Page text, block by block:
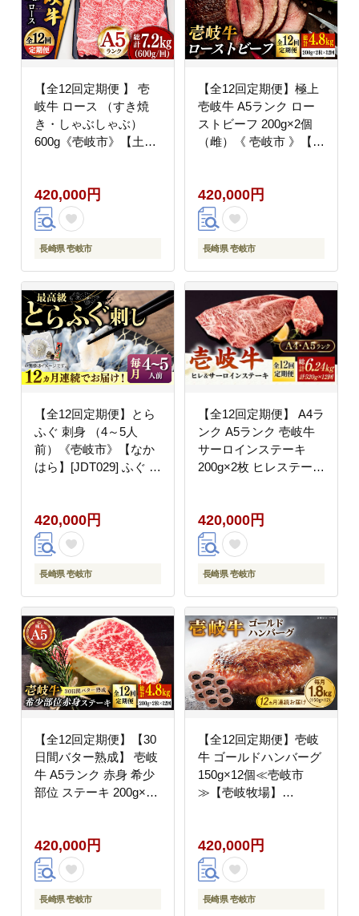
【全12回定期便 】 壱
岐牛 ロース （すき焼
き・しゃぶしゃぶ）
600g《壱岐市》【土肥
鍋 [JDD023] 400000
400000円 40万円
420,000円
長崎県 壱岐市
【全12回定期便】極上
壱岐牛 A5ランク ロー
ストビーフ 200g×2個
（雌）《 壱岐市 》【
ロース [JER066]
400000 400000円 40万
円
420,000円
長崎県 壱岐市
【全12回定期便】とら
ふぐ 刺身 （4～5人
前）《壱岐市》【なか
はら】[JDT029] ふぐ フ
身 ふぐ刺し フグ刺し
てっさ 400000 400000
円 40万円
420,000円
長崎県 壱岐市
【全12回定期便】 A4ラ
ンク A5ランク 壱岐牛
サーロインステーキ
200g×2枚 ヒレステーキ
社】 [JAA022] 400000
400000円 40万円
420,000円
長崎県 壱岐市
【全12回定期便】【30
日間バター熟成】 壱岐
牛 A5ランク 赤身 希少
部位 ステーキ 200g×2
MEAT 】 和牛 BBQ
[JER063] 400000
400000円 40万円
420,000円
長崎県 壱岐市
【全12回定期便】壱岐
牛 ゴールドハンバーグ
150g×12個≪壱岐市
≫【壱岐牧場】
ト 贈答 プレゼント 冷
凍配送 400000 400000
円 40万円
420,000円
長崎県 壱岐市